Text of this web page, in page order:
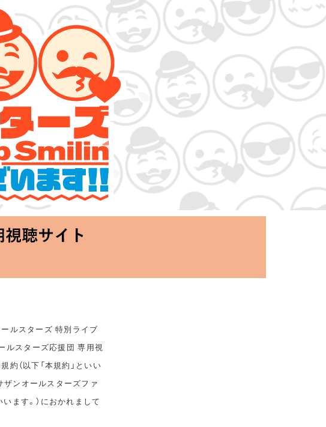
ールスターズ 特別ライブ
ルスターズ応援団 専用視
約（以下「本規約」といい
ザンオールスターズファ
ます。）におかれまして